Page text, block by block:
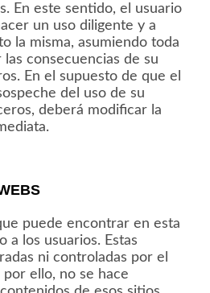
En este sentido, el usuario
un uso diligente y a
la misma, asumiendo toda
consecuencias de su
En el supuesto de que el
del uso de su
deberá modificar la
puede encontrar en esta
a los usuarios. Estas
ni controladas por el
ello, no se hace